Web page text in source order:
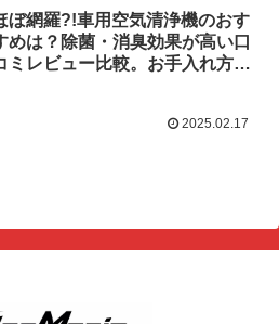
ぼ網羅?!車用空気清浄機のおす
めは？除菌・消臭効果が高い口
ミレビュー比較。お手入れ方法
2025.02.17